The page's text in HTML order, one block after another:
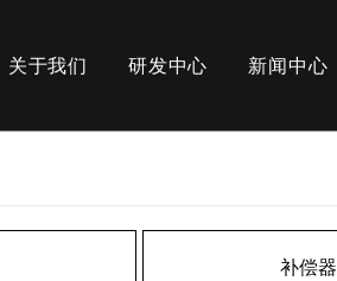
关于我们 研发中心 新闻中心
补偿器